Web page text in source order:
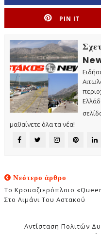
PIN IT
μαθαίνετε όλα τα νέα!
Νεότερο άρθρο
Το Κρουαζιερόπλοιο
Στο Λιμάνι Του Αστακού
Αντίσταση Πολιτών